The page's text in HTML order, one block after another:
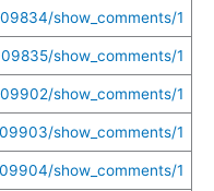
show_comments/1
show_comments/1
show_comments/1
show_comments/1
show_comments/1